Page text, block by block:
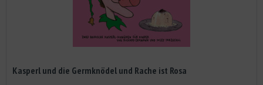
Kasperl und die Germknödel und Rache ist Rosa